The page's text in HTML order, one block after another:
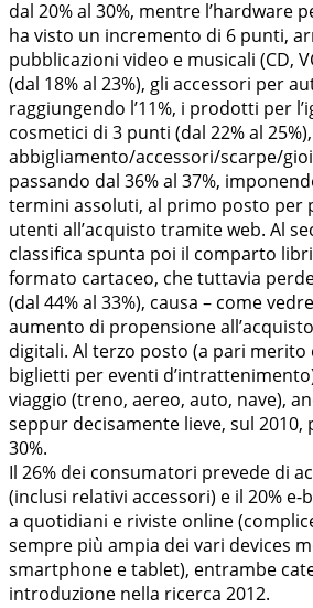
dal 20% al 30%, mentre l’hardware
ha visto un incremento di 6 punti,
pubblicazioni video e musicali (CD,
(dal 18% al 23%), gli accessori per
raggiungendo l’11%, i prodotti per
cosmetici di 3 punti (dal 22% al
abbigliamento/accessori/scarpe/
passando dal 36% al 37%,
termini assoluti, al primo posto per
utenti all’acquisto tramite web. Al
classifica spunta poi il comparto
formato cartaceo, che tuttavia
(dal 44% al 33%), causa – come
aumento di propensione
digitali. Al terzo posto (a pari merito
biglietti per eventi
viaggio (treno, aereo, auto, nave),
seppur decisamente lieve, sul 2010,
30%.
Il 26% dei consumatori prevede di
(inclusi relativi accessori) e il 20%
a quotidiani e riviste online
sempre più ampia dei vari devices
smartphone e tablet), entrambe
introduzione nella ricerca 2012.